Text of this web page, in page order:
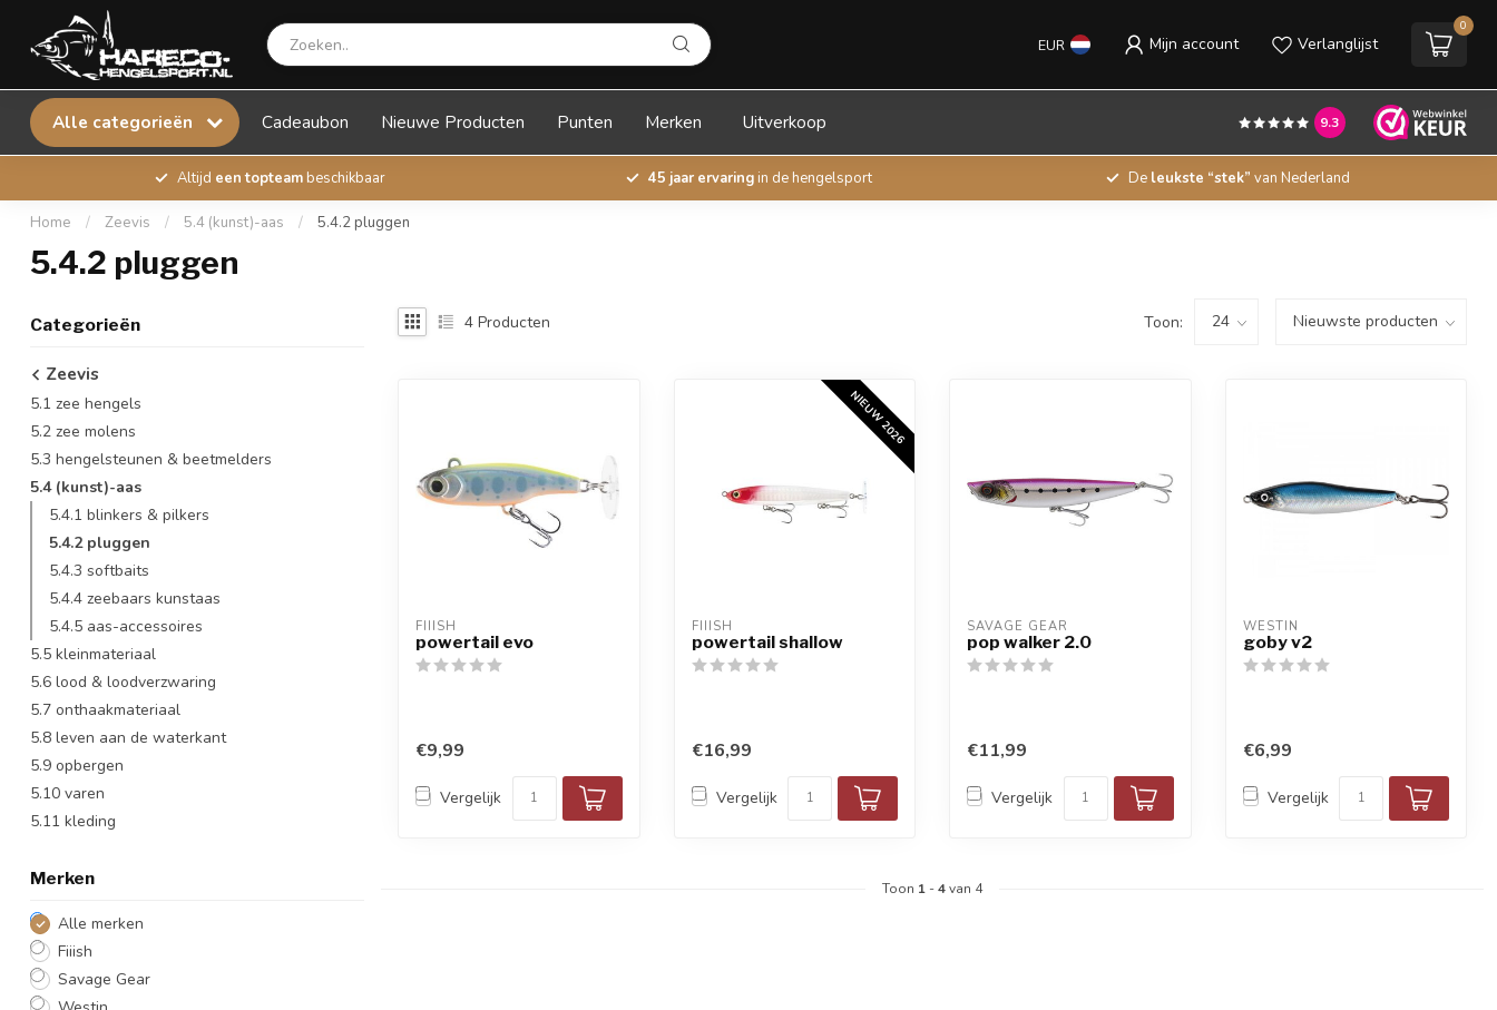
EUR Mijn account Verlanglijst
0
Alle categorieën Cadeaubon Nieuwe Producten Punten Merken Uitverkoop 9.3
Altijd een topteambeschikbaar 45 jaar ervaringin de hengelsport Deleukste “stek” van Nederland
Home / Zeevis / 5.4 (kunst)-aas / 5.4.2 pluggen
5.4.2 pluggen
Categorieën
Zeevis
5.1 zee hengels
5.2 zee molens
5.3 hengelsteunen & beetmelders
5.4 (kunst)-aas
5.4.1 blinkers & pilkers
5.4.2 pluggen
5.4.3 softbaits
5.4.4 zeebaars kunstaas
5.4.5 aas-accessoires
5.5 kleinmateriaal
5.6 lood & loodverzwaring
5.7 onthaakmateriaal
5.8 leven aan de waterkant
5.9 opbergen
5.10 varen
5.11 kleding
Merken
Alle merken
Fiiish
Savage Gear
4 Producten Toon:
FIIISH
powertail evo
€9,99
Vergelijk
NIEUW 2026
FIIISH
powertail shallow
€16,99
Vergelijk
SAVAGE GEAR
pop walker 2.0
€11,99
Vergelijk
WESTIN
goby v2
€6,99
Vergelijk
Toon 1 -4van 4